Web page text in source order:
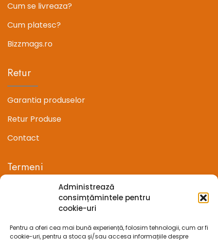
Administrează
consimțămintele pentru
cookie-uri
Pentru a oferi cea mai bună experiență, folosim tehnologii, cum ar fi
cookie-uri, pentru a stoca și/sau accesa informațiile despre
Cum se livreaza?
Cum platesc?
Bizzmags.ro
Retur
Garantia produselor
Retur Produse
Contact
Termeni
Termeni si conditii
Confidentialitate
Politica cookie-uri (UE)